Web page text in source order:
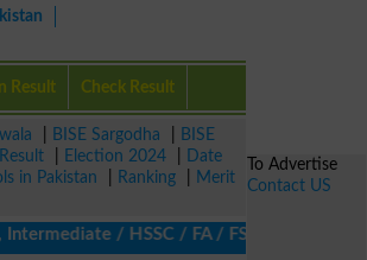
Result Check Result
BISE Sargodha
BISE
Election 2024
Date
in Pakistan Ranking
Merit
/ HSSC / FA / FSc / Inter, 5th /
To Advertise
Contact US